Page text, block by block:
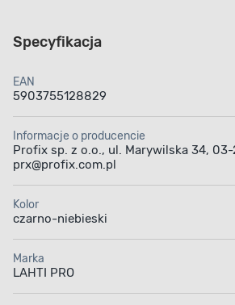
Specyfikacja
EAN
5903755128829
Informacje o producencie
Profix sp. z o.o., ul. Marywilska 34, 03-
prx@profix.com.pl
Kolor
czarno-niebieski
Marka
LAHTI PRO